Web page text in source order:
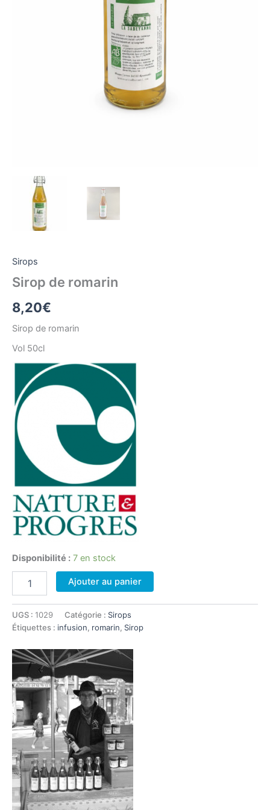
Sirops
Sirop de romarin
8,20€
Sirop de romarin
Vol 50cl
Disponibilité : 7 en stock
de
romarin
Ajouter au panier
UGS : 1029 Catégorie : Sirops
Étiquettes : infusion, romarin, Sirop